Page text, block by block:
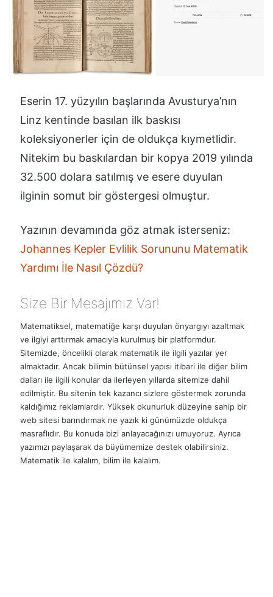
Eserin 17. yüzyılın başlarında Avusturya’nın
Linz kentinde basılan ilk baskısı
koleksiyonerler için de oldukça kıymetlidir.
Nitekim bu baskılardan bir kopya 2019 yılında
32.500 dolara satılmış ve esere duyulan
ilginin somut bir göstergesi olmuştur.
Yazının devamında göz atmak isterseniz:
Johannes Kepler Evlilik Sorununu Matematik
Yardımı İle Nasıl Çözdü?
Size Bir Mesajımız Var!
Matematiksel, matematiğe karşı duyulan önyargıyı azaltmak
ve ilgiyi arttırmak amacıyla kurulmuş bir platformdur.
Sitemizde, öncelikli olarak matematik ile ilgili yazılar yer
almaktadır. Ancak bilimin bütünsel yapısı itibari ile diğer bilim
dalları ile ilgili konular da ilerleyen yıllarda sitemize dahil
edilmiştir. Bu sitenin tek kazancı sizlere göstermek zorunda
kaldığımız reklamlardır. Yüksek okunurluk düzeyine sahip bir
web sitesi barındırmak ne yazık ki günümüzde oldukça
masraflıdır. Bu konuda bizi anlayacağınızı umuyoruz. Ayrıca
yazımızı paylaşarak da büyümemize destek olabilirsiniz.
Matematik ile kalalım, bilim ile kalalım.